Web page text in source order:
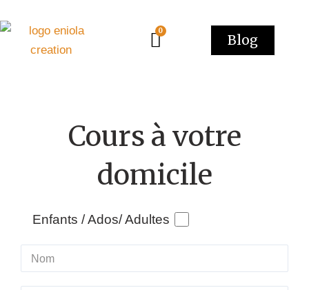
au
contenu
Blog
Cours à votre
domicile
Enfants / Ados/ Adultes